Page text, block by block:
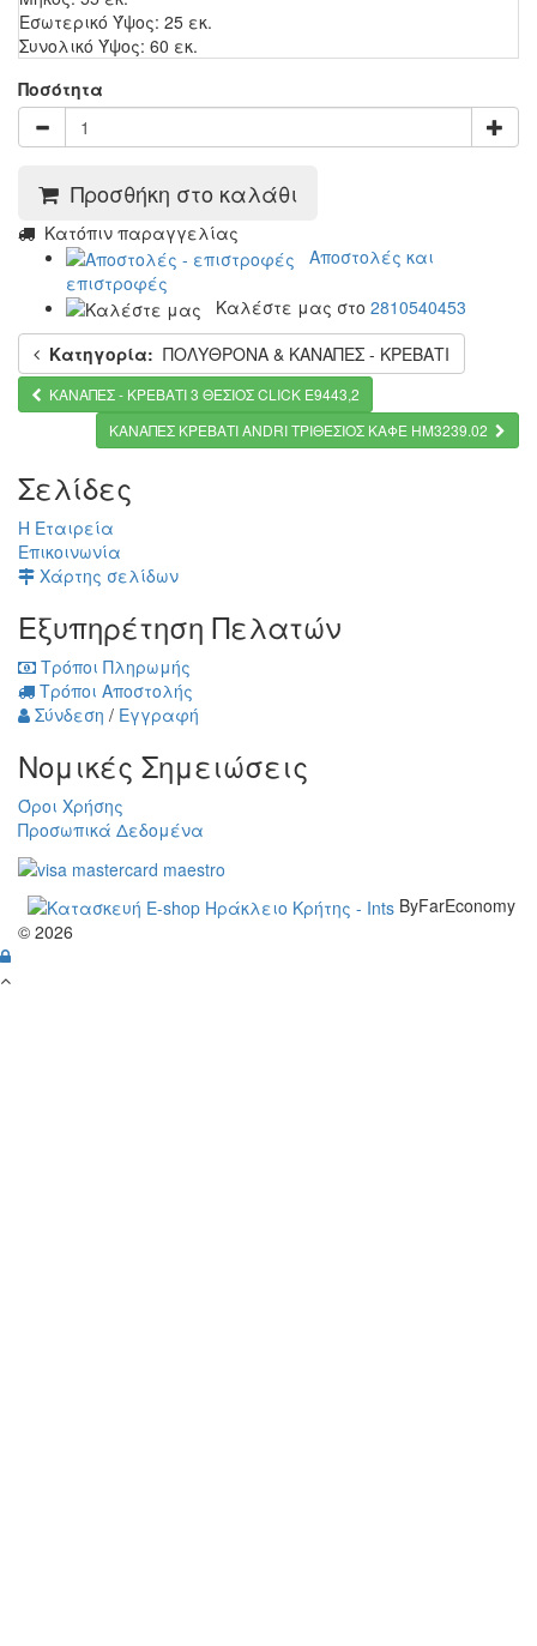
Εσωτερικό Ύψος: 25 εκ.
Συνολικό Ύψος: 60 εκ.
Ποσότητα
Προσθήκη στο καλάθι
Kατόπιν παραγγελίας
Αποστολές και
επιστροφές
Καλέστε μας στο 2810540453
Κατηγορία: ΠΟΛΥΘΡΟΝΑ & ΚΑΝΑΠΕΣ - ΚΡΕΒΑΤΙ
KANAΠΕΣ - ΚΡΕΒΑΤΙ 3 ΘΕΣΙΟΣ CLICK Ε9443,2
ΚΑΝΑΠΕΣ ΚΡΕΒΑΤΙ ANDRI ΤΡΙΘΕΣΙΟΣ ΚΑΦΕ HM3239.02
Σελίδες
Η Εταιρεία
Επικοινωνία
Χάρτης σελίδων
Εξυπηρέτηση Πελατών
Τρόποι Πληρωμής
Τρόποι Αποστολής
Σύνδεση / Εγγραφή
Νομικές Σημειώσεις
Όροι Χρήσης
Προσωπικά Δεδομένα
ByFarEconomy
© 2026